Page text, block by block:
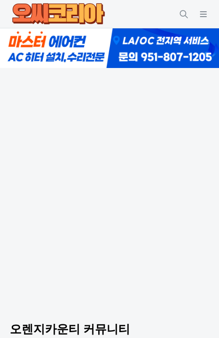
오렌지카운티 커뮤니티